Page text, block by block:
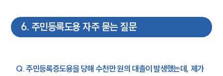
6. 주민등록도용 자주 묻는 질문
Q. 주민등록증도용을 당해 수천만 원의 대출이 발생했는데, 제가